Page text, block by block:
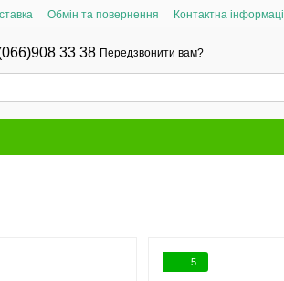
Обмін та повернення Контактна
33 38 Передзвонити вам?
5